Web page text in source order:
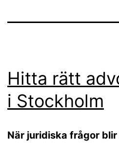
Hitta rätt
i Stockholm
När juridiska frågor